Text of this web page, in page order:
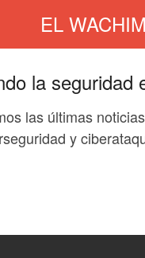
EL
la seguridad
las últimas
y